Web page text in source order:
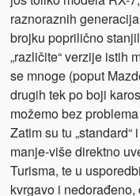
raznoraznih
brojku poprilično
„različite“ verzije istih
se mnoge (poput
drugih tek po boji
možemo bez
Zatim su tu „standard“
manje-više direktno
Turisma, te u
kvrgavo i nedorađeno,